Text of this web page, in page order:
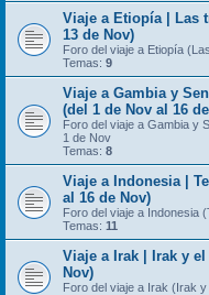
Viaje a Etiopía | Las
13 de Nov)
Foro del viaje a Etiopía
Temas: 9
Viaje a Gambia y
(del 1 de Nov al 16
Foro del viaje a Gambia y
1 de Nov
Temas: 8
Viaje a Indonesia |
al 16 de Nov)
Foro del viaje a Indonesia
Temas: 11
Viaje a Irak | Irak y
Nov)
Foro del viaje a Irak (Irak